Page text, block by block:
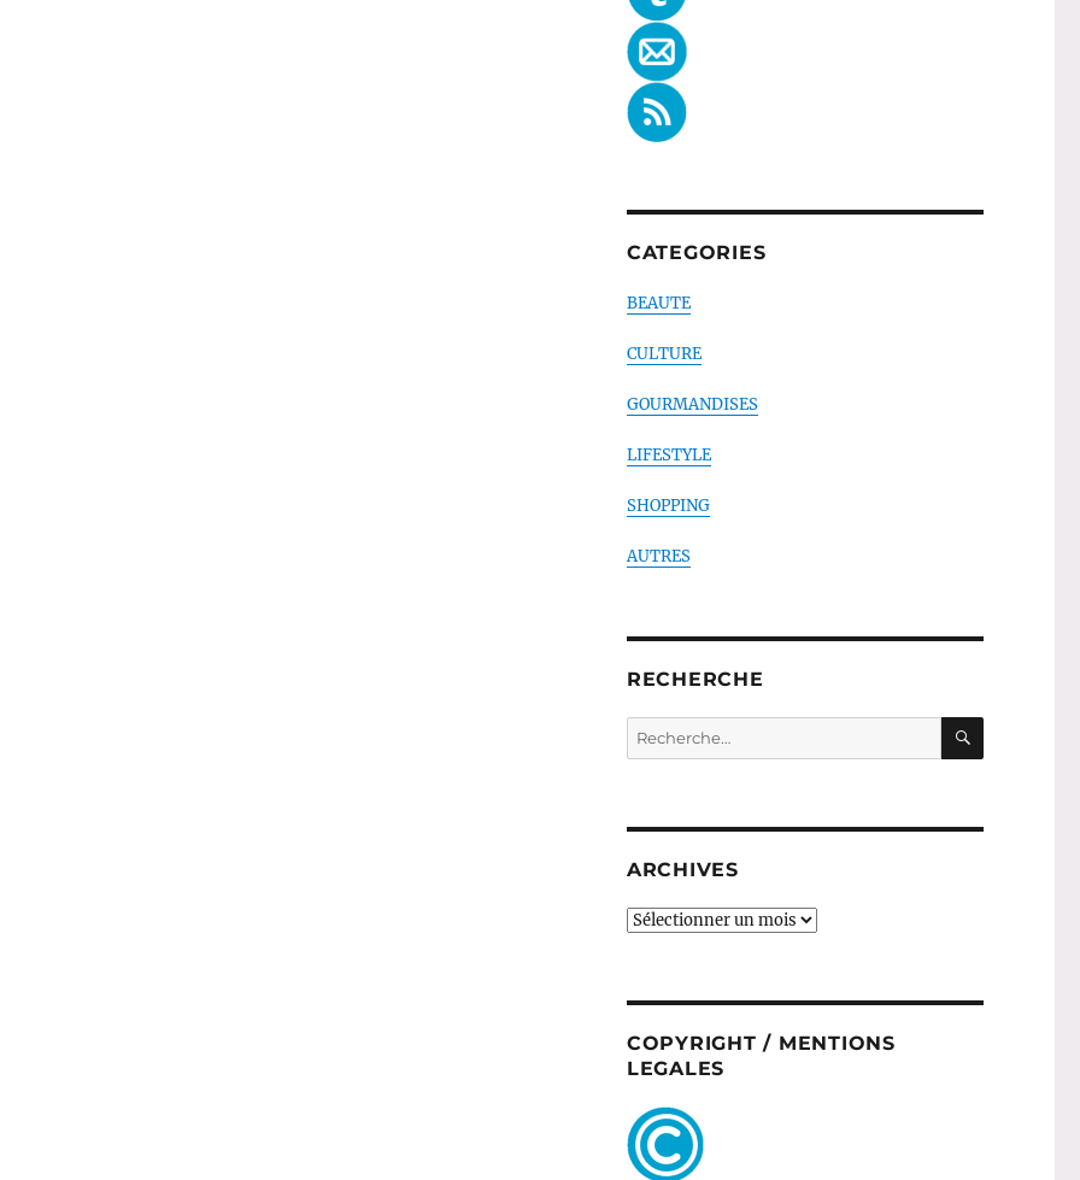
CATEGORIES
BEAUTE
CULTURE
GOURMANDISES
LIFESTYLE
SHOPPING
AUTRES
RECHERCHE
Recherche
pour :
ARCHIVES
ARCHIVES
COPYRIGHT / MENTIONS
LEGALES